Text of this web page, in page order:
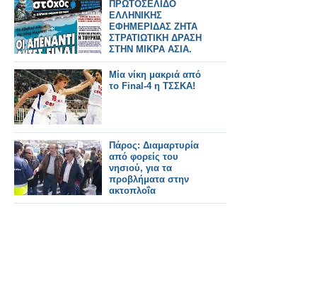
ΠΡΩΤΟΣΕΛΙΔΟ
ΕΛΛΗΝΙΚΗΣ
ΕΦΗΜΕΡΙΔΑΣ ΖΗΤΑ
ΣΤΡΑΤΙΩΤΙΚΗ ΔΡΑΣΗ
ΣΤΗΝ ΜΙΚΡΑ ΑΣΙΑ.
Μία νίκη μακριά από
το Final-4 η ΤΣΣΚΑ!
Πάρος: Διαμαρτυρία
από φορείς του
νησιού, για τα
προβλήματα στην
ακτοπλοΐα